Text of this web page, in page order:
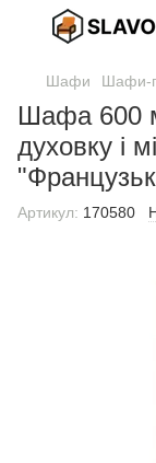
Шафи Шафи-
Шафа 600
духовку і
Артикул: 170580